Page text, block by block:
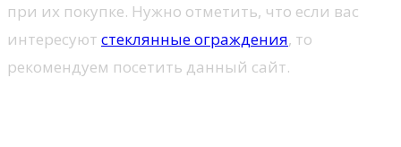
при их покупке. Нужно отметить, что если вас
интересуют стеклянные ограждения, то
рекомендуем посетить данный сайт.